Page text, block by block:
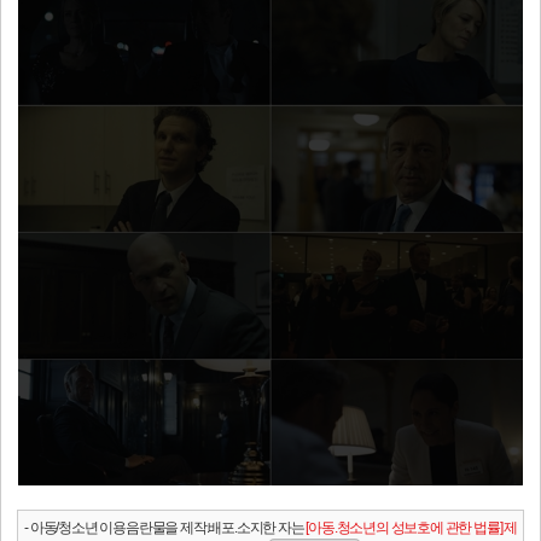
- 아동/청소년 이용음란물을 제작.배포.소지한 자는[아동.청소년의 성보호에 관한 법률] 제